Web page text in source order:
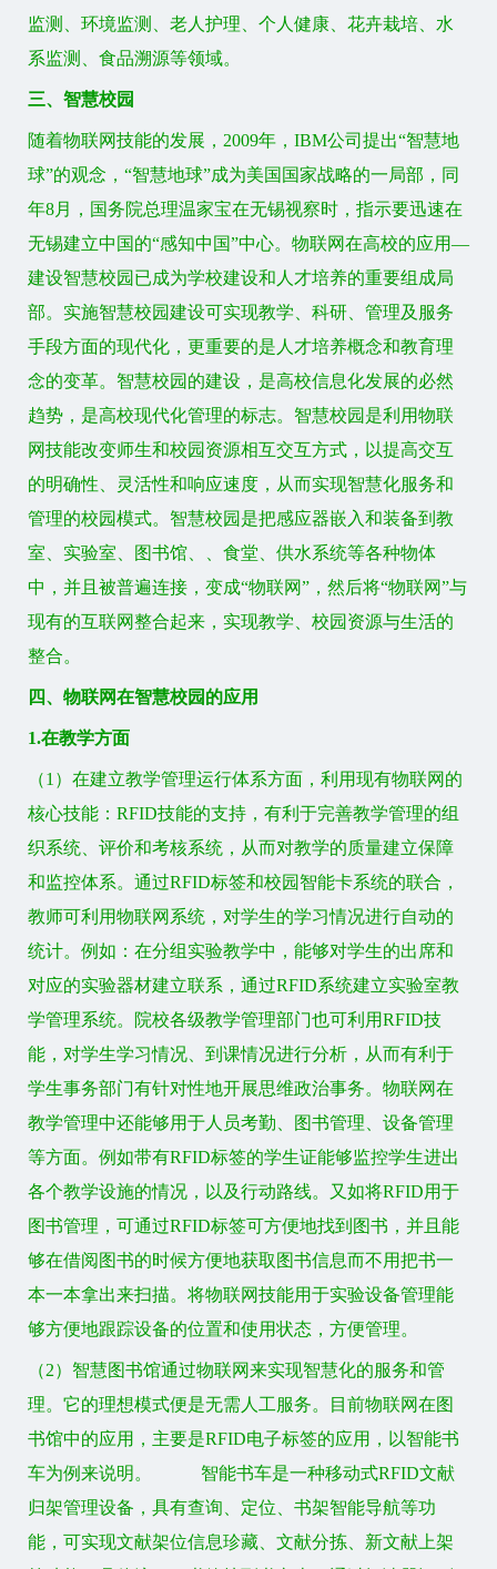
监测、环境监测、老人护理、个人健康、花卉栽培、水
系监测、食品溯源等领域。
三、智慧校园
随着物联网技能的发展，2009年，IBM公司提出“智慧地
球”的观念，“智慧地球”成为美国国家战略的一局部，同
年8月，国务院总理温家宝在无锡视察时，指示要迅速在
无锡建立中国的“感知中国”中心。物联网在高校的应用—
建设智慧校园已成为学校建设和人才培养的重要组成局
部。实施智慧校园建设可实现教学、科研、管理及服务
手段方面的现代化，更重要的是人才培养概念和教育理
念的变革。智慧校园的建设，是高校信息化发展的必然
趋势，是高校现代化管理的标志。智慧校园是利用物联
网技能改变师生和校园资源相互交互方式，以提高交互
的明确性、灵活性和响应速度，从而实现智慧化服务和
管理的校园模式。智慧校园是把感应器嵌入和装备到教
室、实验室、图书馆、、食堂、供水系统等各种物体
中，并且被普遍连接，变成“物联网”，然后将“物联网”与
现有的互联网整合起来，实现教学、校园资源与生活的
整合。
四、物联网在智慧校园的应用
1.在教学方面
（1）在建立教学管理运行体系方面，利用现有物联网的
核心技能：RFID技能的支持，有利于完善教学管理的组
织系统、评价和考核系统，从而对教学的质量建立保障
和监控体系。通过RFID标签和校园智能卡系统的联合，
教师可利用物联网系统，对学生的学习情况进行自动的
统计。例如：在分组实验教学中，能够对学生的出席和
对应的实验器材建立联系，通过RFID系统建立实验室教
学管理系统。院校各级教学管理部门也可利用RFID技
能，对学生学习情况、到课情况进行分析，从而有利于
学生事务部门有针对性地开展思维政治事务。物联网在
教学管理中还能够用于人员考勤、图书管理、设备管理
等方面。例如带有RFID标签的学生证能够监控学生进出
各个教学设施的情况，以及行动路线。又如将RFID用于
图书管理，可通过RFID标签可方便地找到图书，并且能
够在借阅图书的时候方便地获取图书信息而不用把书一
本一本拿出来扫描。将物联网技能用于实验设备管理能
够方便地跟踪设备的位置和使用状态，方便管理。
（2）智慧图书馆通过物联网来实现智慧化的服务和管
理。它的理想模式便是无需人工服务。目前物联网在图
书馆中的应用，主要是RFID电子标签的应用，以智能书
车为例来说明。 智能书车是一种移动式RFID文献
归架管理设备，具有查询、定位、书架智能导航等功
能，可实现文献架位信息珍藏、文献分拣、新文献上架